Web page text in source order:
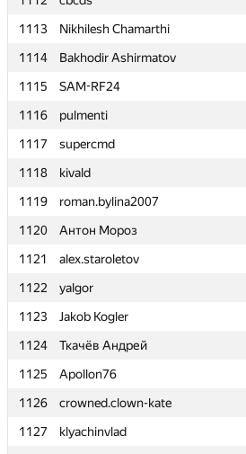
1113
Nikhilesh Chamarthi
1114
Bakhodir Ashirmatov
1115
SAM-RF24
1116
pulmenti
1117
supercmd
1118
kivald
1119
roman.bylina2007
1120
Антон Мороз
1121
alex.staroletov
1122
yalgor
1123
Jakob Kogler
1124
Ткачёв Андрей
1125
Apollon76
1126
crowned.clown-kate
1127
klyachinvlad
1113
Nikhilesh Chamarthi
1114
Bakhodir Ashirmatov
1115
SAM-RF24
1116
pulmenti
1117
supercmd
1118
kivald
1119
roman.bylina2007
1120
Антон Мороз
1121
alex.staroletov
1122
yalgor
1123
Jakob Kogler
1124
Ткачёв Андрей
1125
Apollon76
1126
crowned.clown-kate
1127
klyachinvlad